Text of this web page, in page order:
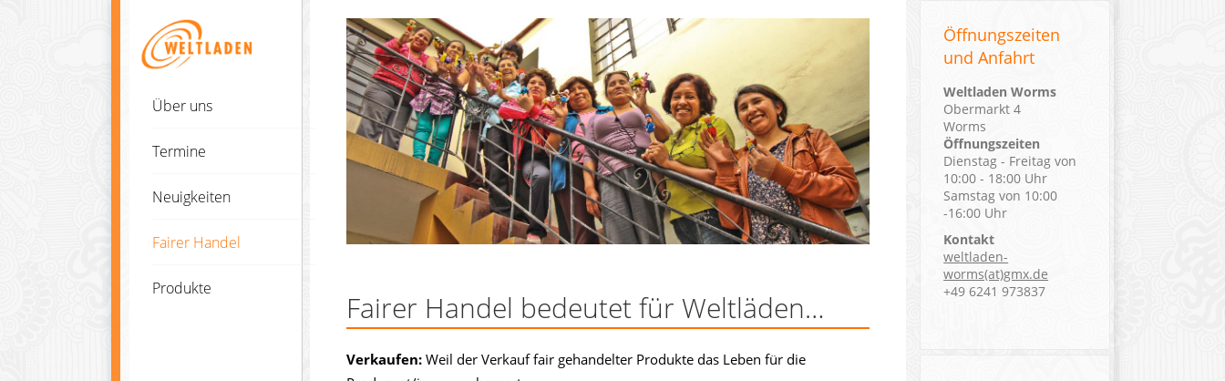
Über uns
Termine
Neuigkeiten
Fairer Handel
Produkte
Fairer Handel bedeutet für Weltläden…
Verkaufen: Weil der Verkauf fair gehandelter Produkte das Leben für die
Öffnungszeiten
und Anfahrt
Weltladen Worms
Obermarkt 4
Worms
Öffnungszeiten
Dienstag - Freitag von
10:00 - 18:00 Uhr
Samstag von 10:00
-16:00 Uhr
Kontakt
weltladen-
worms(at)gmx.de
+49 6241 973837